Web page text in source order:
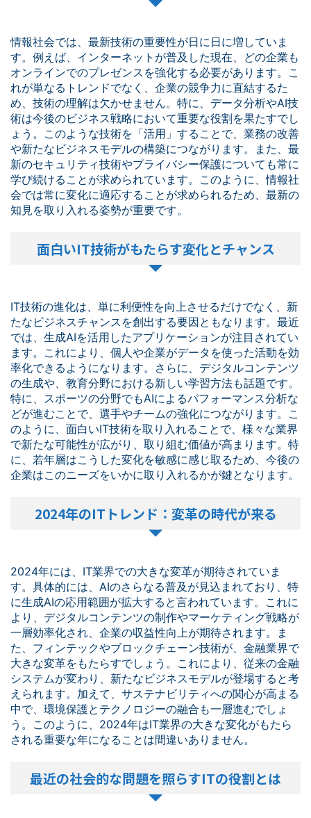
情報社会では、最新技術の重要性が日に日に増していま
す。例えば、インターネットが普及した現在、どの企業も
オンラインでのプレゼンスを強化する必要があります。こ
れが単なるトレンドでなく、企業の競争力に直結するた
め、技術の理解は欠かせません。特に、データ分析やAI技
術は今後のビジネス戦略において重要な役割を果たすでし
ょう。このような技術を「活用」することで、業務の改善
や新たなビジネスモデルの構築につながります。また、最
新のセキュリティ技術やプライバシー保護についても常に
学び続けることが求められています。このように、情報社
会では常に変化に適応することが求められるため、最新の
知見を取り入れる姿勢が重要です。
面白いIT技術がもたらす変化とチャンス
IT技術の進化は、単に利便性を向上させるだけでなく、新
たなビジネスチャンスを創出する要因ともなります。最近
では、生成AIを活用したアプリケーションが注目されてい
ます。これにより、個人や企業がデータを使った活動を効
率化できるようになります。さらに、デジタルコンテンツ
の生成や、教育分野における新しい学習方法も話題です。
特に、スポーツの分野でもAIによるパフォーマンス分析な
どが進むことで、選手やチームの強化につながります。こ
のように、面白いIT技術を取り入れることで、様々な業界
で新たな可能性が広がり、取り組む価値が高まります。特
に、若年層はこうした変化を敏感に感じ取るため、今後の
企業はこのニーズをいかに取り入れるかが鍵となります。
2024年のITトレンド：変革の時代が来る
2024年には、IT業界での大きな変革が期待されていま
す。具体的には、AIのさらなる普及が見込まれており、特
に生成AIの応用範囲が拡大すると言われています。これに
より、デジタルコンテンツの制作やマーケティング戦略が
一層効率化され、企業の収益性向上が期待されます。ま
た、フィンテックやブロックチェーン技術が、金融業界で
大きな変革をもたらすでしょう。これにより、従来の金融
システムが変わり、新たなビジネスモデルが登場すると考
えられます。加えて、サステナビリティへの関心が高まる
中で、環境保護とテクノロジーの融合も一層進むでしょ
う。このように、2024年はIT業界の大きな変化がもたら
される重要な年になることは間違いありません。
最近の社会的な問題を照らすITの役割とは